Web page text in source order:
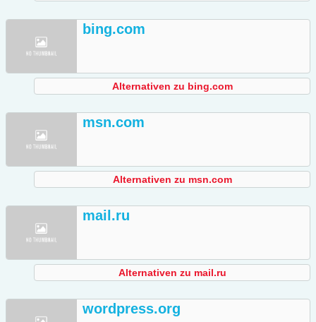
bing.com
Alternativen zu bing.com
msn.com
Alternativen zu msn.com
mail.ru
Alternativen zu mail.ru
wordpress.org